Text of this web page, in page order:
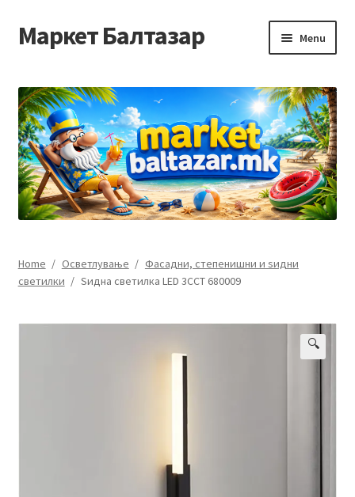
Skip
to
Skip
to
Маркет Балтазар Menu
Checkout
Homepage
Privacy Policy
Контакт
Корисничка подршка
Home / Осветлување / Фасадни, степенишни и ѕидни
светилки / Ѕидна светилка LED 3CCT 680009
🔍